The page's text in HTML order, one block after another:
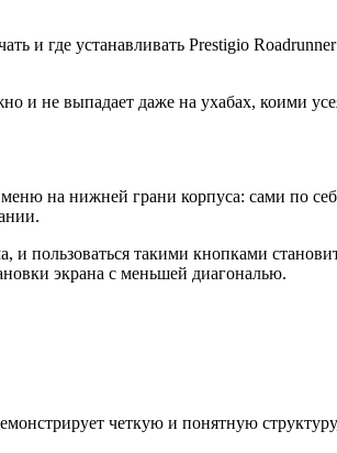
и где устанавливать Prestigio
и не выпадает даже на ухабах, коими
на нижней грани корпуса: сами по
и пользоваться такими кнопками
экрана с меньшей диагональю.
четкую и понятную